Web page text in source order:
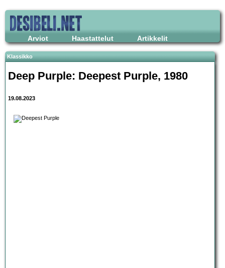
Arviot Haastattelut Artikkelit
Klassikko
Deep Purple: Deepest Purple, 1980
19.08.2023